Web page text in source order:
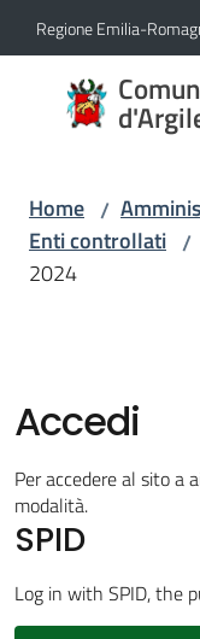
Vai al contenuto
Vai alla navigazione
Vai al footer
Regione Emilia-
Comune
di
Servizi
Vivere
Castello
Home /
Enti controllati /
2024
Accedi
Per accedere al sito a
modalità.
SPID
Log in with SPID, the